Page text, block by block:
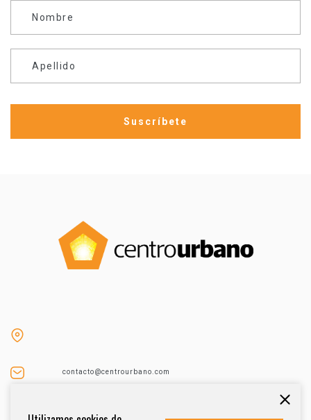
Nombre
Apellido
contacto@centrourbano.com